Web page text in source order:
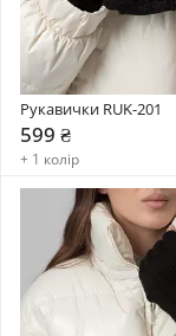
Рукавички RUK-201
599 ₴
+ 1 колір